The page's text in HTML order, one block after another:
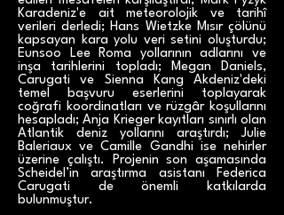
Karadeniz'e ait meteorolojik ve tarihî
verileri derledi; Hans Wietzke Mısır çölünü
kapsayan kara yolu veri setini oluşturdu;
Eunsoo Lee Roma yollarının adlarını ve
inşa tarihlerini topladı; Megan Daniels,
Carugati ve Sienna Kang Akdeniz'deki
temel başvuru eserlerini toplayarak
coğrafi koordinatları ve rüzgâr koşullarını
hesapladı; Anja Krieger kayıtları sınırlı olan
Atlantik deniz yollarını araştırdı; Julie
Baleriaux ve Camille Gandhi ise nehirler
üzerine çalıştı. Projenin son aşamasında
Scheidel’in araştırma asistanı Federica
Carugati de önemli katkılarda
bulunmuştur.